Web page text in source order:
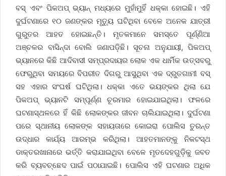
ବସ୍ ଏବଂ ପିକଅପ୍ ଭ୍ୟାନ୍ ମଧ୍ୟରେ ମୁହାଁମୁହିଁ ଧକ୍କା ହୋଇଛି। ଏହି
ଦୁର୍ଘଟଣାରେ ୧୦ ଜଣଙ୍କର ମୃତ୍ୟୁ ଘଟିଥିବା ବେଳେ ଅନେକ ଯାତ୍ରୀ
ଗୁରୁତର ଆହତ ହୋଇଛନ୍ତି। ମୃତକମାନେ ସମସ୍ତେ ପୂର୍ଣ୍ଣିଆ
ଅଞ୍ଚଳର ବାସିନ୍ଦା ବୋଲି ଜଣାପଡ଼ିଛି। ସୂଚନା ଅନୁଯାୟୀ, ପିକଅପ୍
ଭ୍ୟାନରେ କିଛି ଆଦିବାସୀ ସମ୍ପ୍ରଦାୟର ଲୋକ ଏକ ଧାର୍ମିକ ଉତ୍ସବରୁ
ଫେରୁଥିବା ସମୟରେ ବିପରୀତ ଦିଗରୁ ଆସୁଥିବା ଏକ ଦ୍ରୁତଗାମୀ ବସ୍
ସହ ଏହାର ସଂଘର୍ଷ ଘଟିଥିଲା। ଧକ୍କା ଏତେ ଭୟଙ୍କର ଥିଲା ଯେ
ପିକଅପ୍ ଭ୍ୟାନଟି ସମ୍ପୂର୍ଣ୍ଣ ଚୂରମାର ହୋଇଯାଇଥିଲା। ଫଳରେ
ଘଟଣାସ୍ଥଳରେ ହିଁ କିଛି ଲୋକଙ୍କର ଜୀବନ ଚାଲିଯାଇଥିଲା। ଦୁର୍ଘଟଣା
ପରେ ସ୍ଥାନୀୟ ଲୋକଙ୍କ ସହାୟତାରେ କୋଇରା ପୋଲିସ ତୁରନ୍ତ
ଉଦ୍ଧାର କାର୍ଯ୍ୟ ଆରମ୍ଭ କରିଥିଲା। ଆହତମାନଙ୍କୁ ନିକଟସ୍ଥ
ଡାକ୍ତରଖାନାରେ ଭର୍ତ୍ତି କରାଯାଇଥିବା ବେଳେ ମୃତଦେହଗୁଡ଼ିକୁ ଜବତ
କରି ବ୍ୟବଚ୍ଛେଦ ପାଇଁ ପଠାଯାଇଛି। ପୋଲିସ ଏହି ଘଟଣାର ଅଧିକ